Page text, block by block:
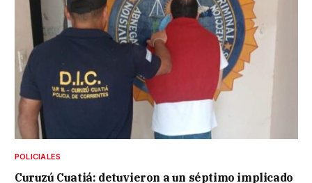
POLICIALES
Curuzú Cuatiá: detuvieron a un séptimo implicado